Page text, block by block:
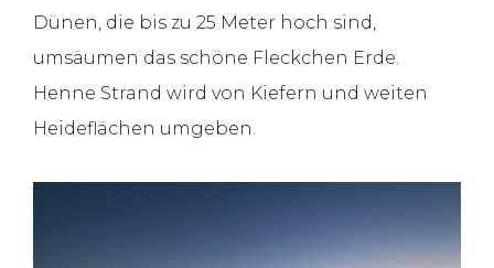
Dünen, die bis zu 25 Meter hoch sind,
umsäumen das schöne Fleckchen Erde.
Henne Strand wird von Kiefern und weiten
Heideflächen umgeben.